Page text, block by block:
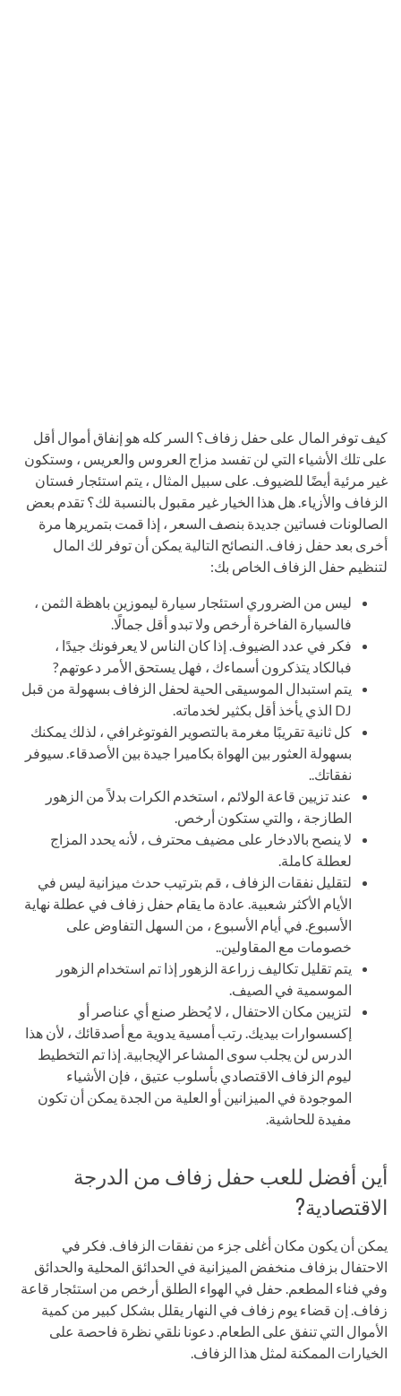
كيف توفر المال على حفل زفاف؟ السر كله هو إنفاق أموال أقل
على تلك الأشياء التي لن تفسد مزاج العروس والعريس ، وستكون
غير مرئية أيضًا للضيوف. على سبيل المثال ، يتم استئجار فستان
الزفاف والأزياء. هل هذا الخيار غير مقبول بالنسبة لك؟ تقدم بعض
الصالونات فساتين جديدة بنصف السعر ، إذا قمت بتمريرها مرة
أخرى بعد حفل زفاف. النصائح التالية يمكن أن توفر لك المال
لتنظيم حفل الزفاف الخاص بك:
ليس من الضروري استئجار سيارة ليموزين باهظة الثمن ،
فالسيارة الفاخرة أرخص ولا تبدو أقل جمالًا.
فكر في عدد الضيوف. إذا كان الناس لا يعرفونك جيدًا ،
فبالكاد يتذكرون أسماءك ، فهل يستحق الأمر دعوتهم?
يتم استبدال الموسيقى الحية لحفل الزفاف بسهولة من قبل
DJ الذي يأخذ أقل بكثير لخدماته.
كل ثانية تقريبًا مغرمة بالتصوير الفوتوغرافي ، لذلك يمكنك
بسهولة العثور بين الهواة بكاميرا جيدة بين الأصدقاء. سيوفر
نفقاتك..
عند تزيين قاعة الولائم ، استخدم الكرات بدلاً من الزهور
الطازجة ، والتي ستكون أرخص.
لا ينصح بالادخار على مضيف محترف ، لأنه يحدد المزاج
لعطلة كاملة.
لتقليل نفقات الزفاف ، قم بترتيب حدث ميزانية ليس في
الأيام الأكثر شعبية. عادة ما يقام حفل زفاف في عطلة نهاية
الأسبوع. في أيام الأسبوع ، من السهل التفاوض على
خصومات مع المقاولين..
يتم تقليل تكاليف زراعة الزهور إذا تم استخدام الزهور
الموسمية في الصيف.
لتزيين مكان الاحتفال ، لا يُحظر صنع أي عناصر أو
إكسسوارات بيديك. رتب أمسية يدوية مع أصدقائك ، لأن هذا
الدرس لن يجلب سوى المشاعر الإيجابية. إذا تم التخطيط
ليوم الزفاف الاقتصادي بأسلوب عتيق ، فإن الأشياء
الموجودة في الميزانين أو العلية من الجدة يمكن أن تكون
مفيدة للحاشية.
أين أفضل للعب حفل زفاف من الدرجة
الاقتصادية?
يمكن أن يكون مكان أغلى جزء من نفقات الزفاف. فكر في
الاحتفال بزفاف منخفض الميزانية في الحدائق المحلية والحدائق
وفي فناء المطعم. حفل في الهواء الطلق أرخص من استئجار قاعة
زفاف. إن قضاء يوم زفاف في النهار يقلل بشكل كبير من كمية
الأموال التي تنفق على الطعام. دعونا نلقي نظرة فاحصة على
الخيارات الممكنة لمثل هذا الزفاف.